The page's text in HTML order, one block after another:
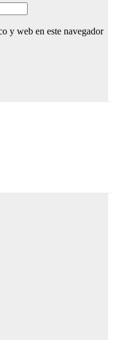
y web en este navegador